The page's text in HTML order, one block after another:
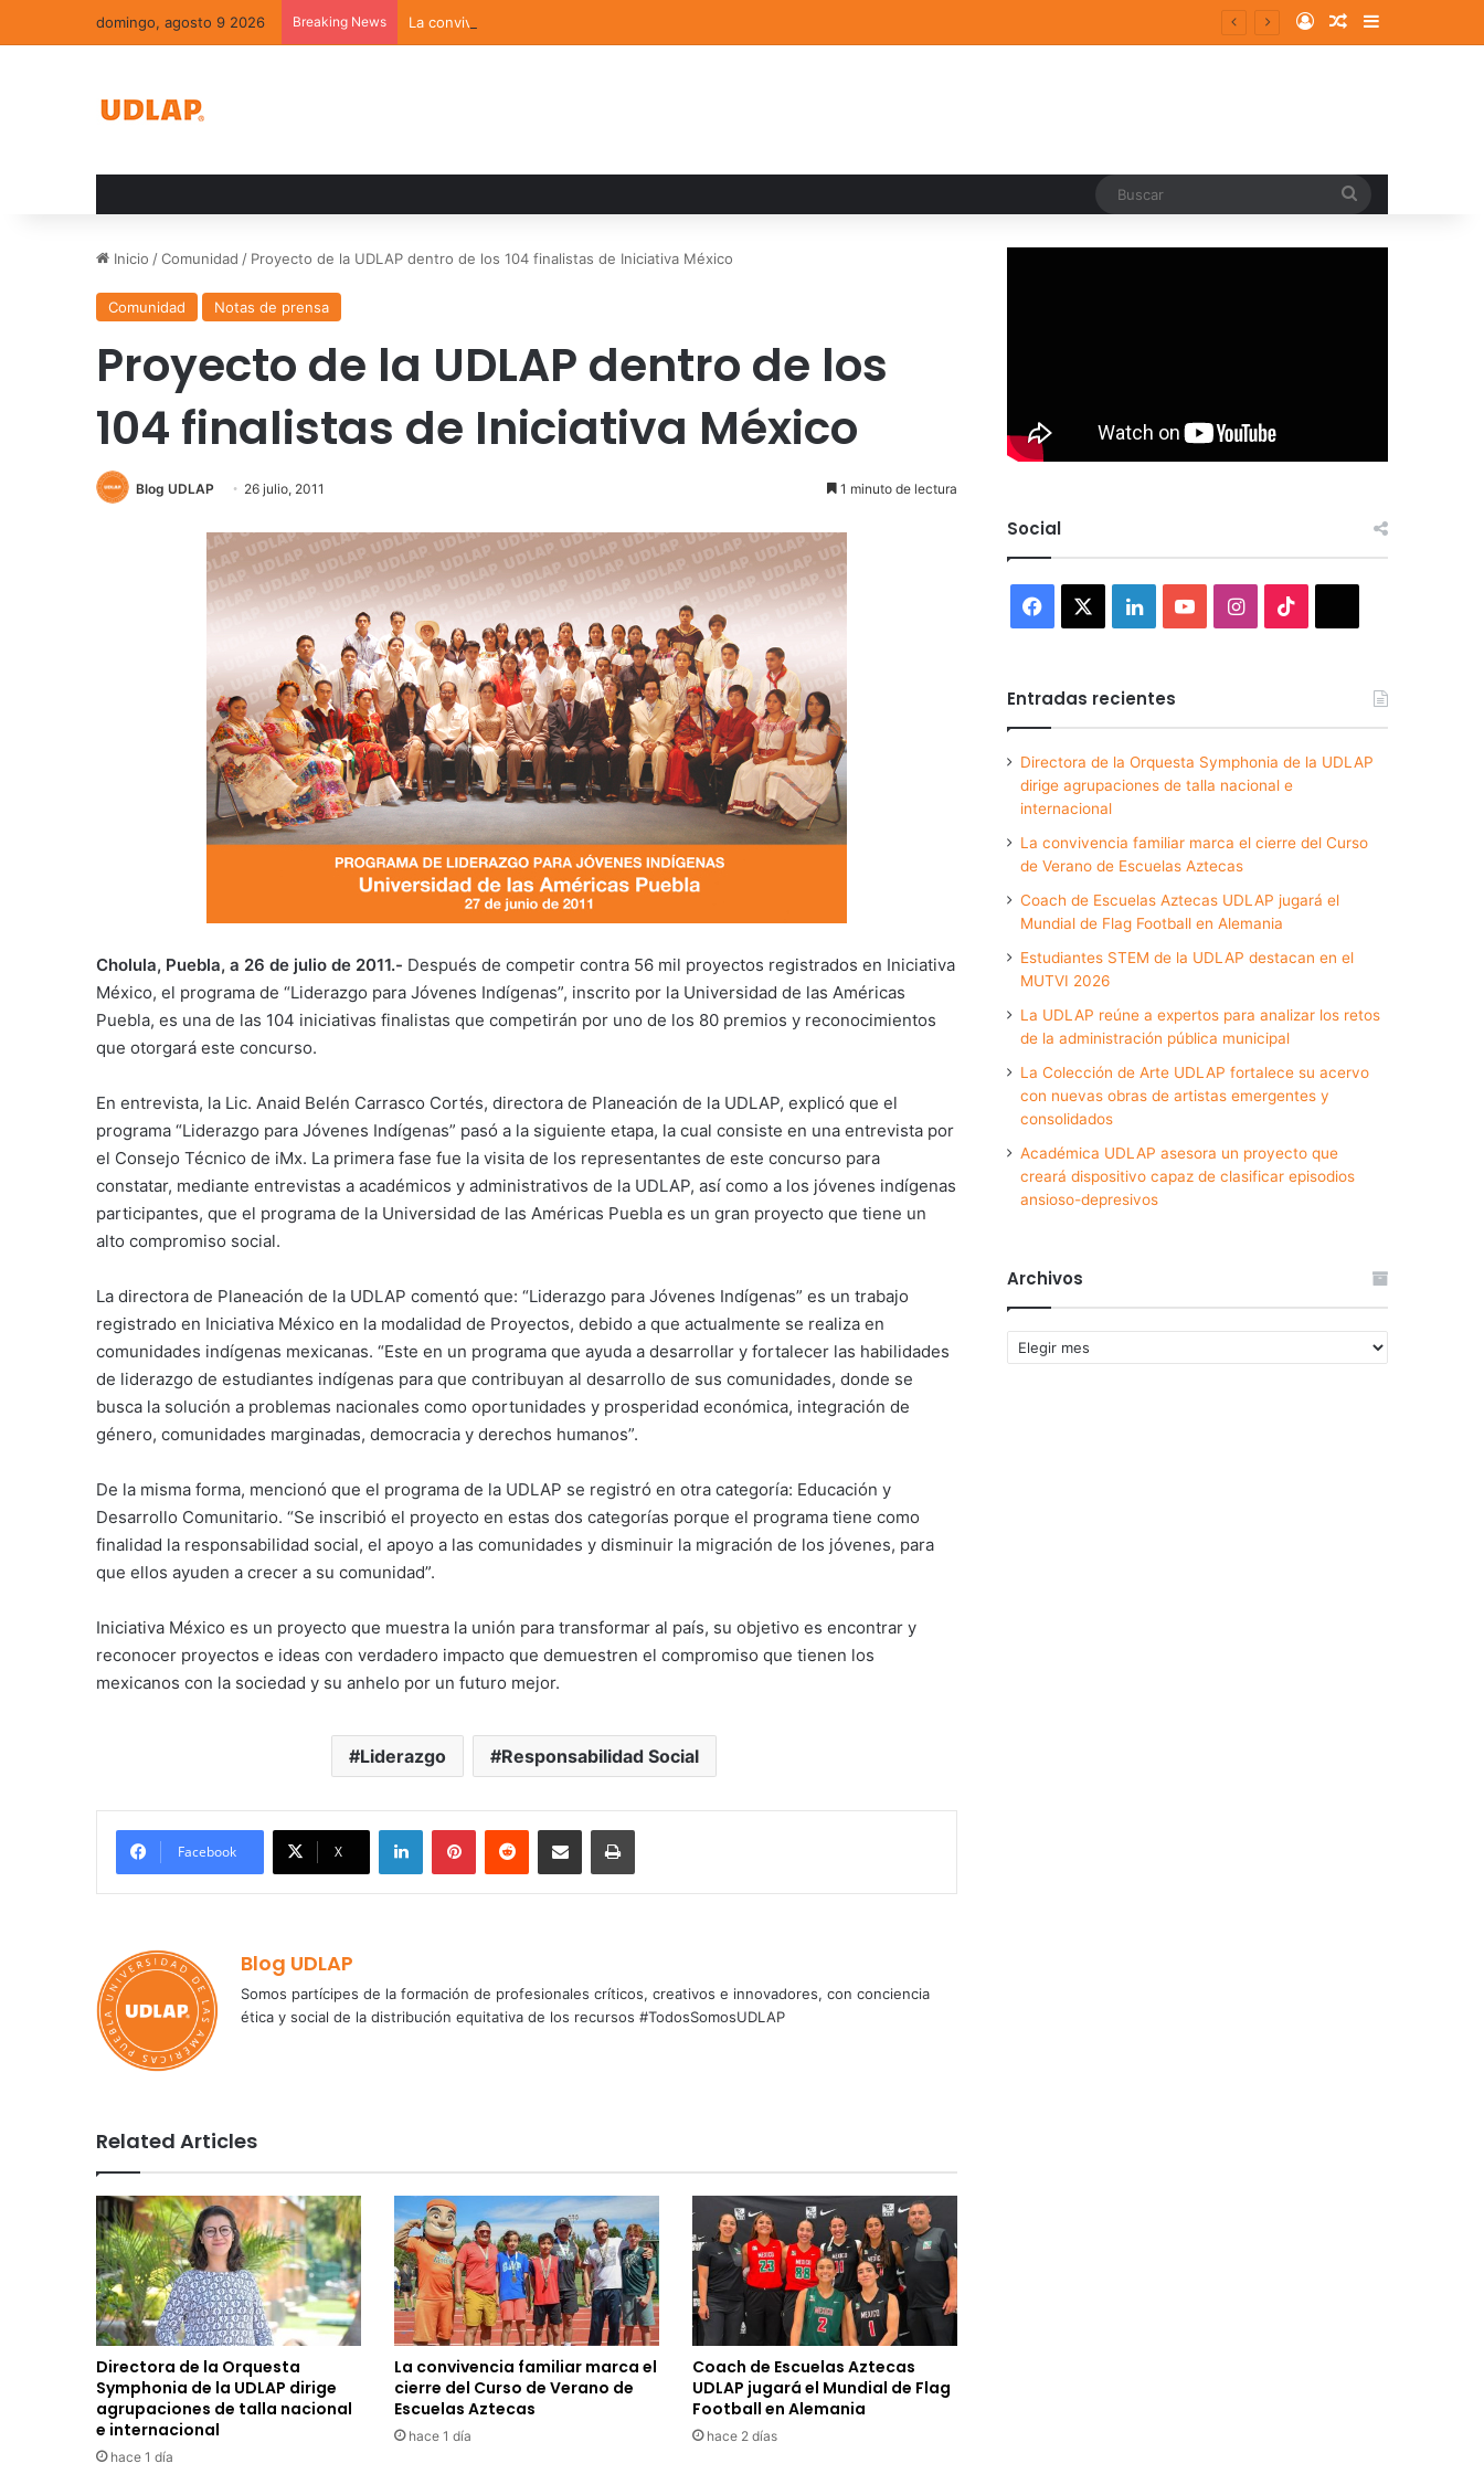
domingo, agosto 9 2026 Breaking News La convivencia familiar marca el cierre del Curso de Verano de Escuelas Aztecas Log InRandom Article
Sidebar
Inicio /Comunidad / Proyecto de la UDLAP dentro de los 104 finalistas de Iniciativa México
Comunidad Notas de prensa
Proyecto de la UDLAP dentro de los
104 finalistas de Iniciativa México
Blog UDLAP 26 julio, 2011 1 minuto de lectura
Cholula, Puebla, a 26 de julio de 2011.- Después de competir contra 56 mil proyectos registrados en Iniciativa
México, el programa de “Liderazgo para Jóvenes Indígenas”, inscrito por la Universidad de las Américas
Puebla, es una de las 104 iniciativas finalistas que competirán por uno de los 80 premios y reconocimientos
que otorgará este concurso.
En entrevista, la Lic. Anaid Belén Carrasco Cortés, directora de Planeación de la UDLAP, explicó que el
programa “Liderazgo para Jóvenes Indígenas” pasó a la siguiente etapa, la cual consiste en una entrevista por
el Consejo Técnico de iMx. La primera fase fue la visita de los representantes de este concurso para
constatar, mediante entrevistas a académicos y administrativos de la UDLAP, así como a los jóvenes indígenas
participantes, que el programa de la Universidad de las Américas Puebla es un gran proyecto que tiene un
alto compromiso social.
La directora de Planeación de la UDLAP comentó que: “Liderazgo para Jóvenes Indígenas” es un trabajo
registrado en Iniciativa México en la modalidad de Proyectos, debido a que actualmente se realiza en
comunidades indígenas mexicanas. “Este en un programa que ayuda a desarrollar y fortalecer las habilidades
de liderazgo de estudiantes indígenas para que contribuyan al desarrollo de sus comunidades, donde se
busca la solución a problemas nacionales como oportunidades y prosperidad económica, integración de
género, comunidades marginadas, democracia y derechos humanos”.
De la misma forma, mencionó que el programa de la UDLAP se registró en otra categoría: Educación y
Desarrollo Comunitario. “Se inscribió el proyecto en estas dos categorías porque el programa tiene como
finalidad la responsabilidad social, el apoyo a las comunidades y disminuir la migración de los jóvenes, para
que ellos ayuden a crecer a su comunidad”.
Iniciativa México es un proyecto que muestra la unión para transformar al país, su objetivo es encontrar y
reconocer proyectos e ideas con verdadero impacto que demuestren el compromiso que tienen los
mexicanos con la sociedad y su anhelo por un futuro mejor.
Liderazgo Responsabilidad Social
Facebook X
LinkedInPinterestReddit Share via Email Print
Blog UDLAP
Somos partícipes de la formación de profesionales críticos, creativos e innovadores, con conciencia
ética y social de la distribución equitativa de los recursos #TodosSomosUDLAP
Related Articles
Directora de la Orquesta
Symphonia de la UDLAP dirige
agrupaciones de talla nacional
e internacional
hace 1 día
La convivencia familiar marca el
cierre del Curso de Verano de
Escuelas Aztecas
hace 1 día
Coach de Escuelas Aztecas
UDLAP jugará el Mundial de Flag
Football en Alemania
hace 2 días
Social
Facebook LinkedInYouTubeInstagram
Entradas recientes
Directora de la Orquesta Symphonia de la UDLAP
dirige agrupaciones de talla nacional e
internacional
La convivencia familiar marca el cierre del Curso
de Verano de Escuelas Aztecas
Coach de Escuelas Aztecas UDLAP jugará el
Mundial de Flag Football en Alemania
Estudiantes STEM de la UDLAP destacan en el
MUTVI 2026
La UDLAP reúne a expertos para analizar los retos
de la administración pública municipal
La Colección de Arte UDLAP fortalece su acervo
con nuevas obras de artistas emergentes y
consolidados
Académica UDLAP asesora un proyecto que
creará dispositivo capaz de clasificar episodios
ansioso-depresivos
Archivos
Archivos